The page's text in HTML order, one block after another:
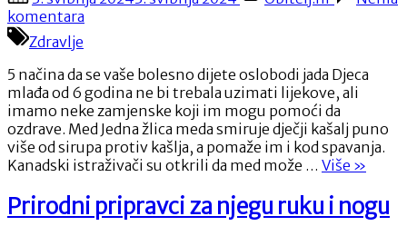
on
komentara
bolest!
Zdravlje
5 načina da se vaše bolesno dijete oslobodi jada Djeca
mlađa od 6 godina ne bi trebala uzimati lijekove, ali
imamo neke zamjenske koji im mogu pomoći da
ozdrave. Med Jedna žlica meda smiruje dječji kašalj puno
više od sirupa protiv kašlja, a pomaže im i kod spavanja.
Kanadski istraživači su otkrili da med može … Više
bolest!”
»
Prirodni pripravci za njegu ruku i nogu